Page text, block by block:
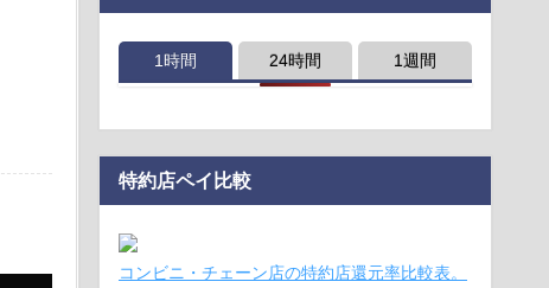
1時間 24時間 1週間
特約店ペイ比較
コンビニ・チェーン店の特約店還元率比較表。